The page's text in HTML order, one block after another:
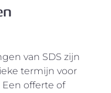
van SDS zijn
termijn voor
offerte of